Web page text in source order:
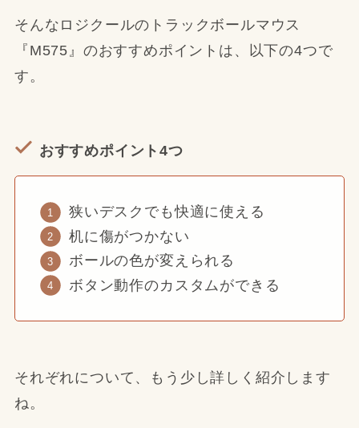
そんなロジクールのトラックボールマウス
『M575』のおすすめポイントは、以下の4つで
す。
おすすめポイント4つ
狭いデスクでも快適に使える
机に傷がつかない
ボールの色が変えられる
ボタン動作のカスタムができる
それぞれについて、もう少し詳しく紹介します
ね。